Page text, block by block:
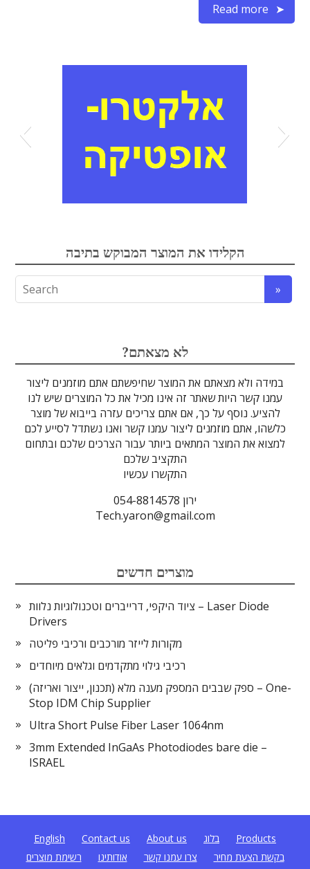
Read more
אופטומכניקה ובקרת תנועה
סיבים אופטיים
מקורות אור
מוליכי אור
לדים
הדמיה ומצלמות
גלאים וחיישנים
מסננים אופטיים
לייזרים ומוצרי בטיחות לייזר
גבישים
ספקטרוסקופיה
אלקטרוניקה
מיגון קרינה
עדשות
מתקנים לרפואה
טרה-הרץ
מוצרי קוורץ
זכוכיות וציפויים
מוצרים אחרים
הקלידו את המוצר המבוקש בתיבה
?לא מצאתם
במידה ולא מצאתם את המוצר שחיפשתם אתם מוזמנים ליצור
עמנו קשר היות שאתר זה אינו מכיל את כל המוצרים שיש לנו
להציע. נוסף על כך, אם אתם צריכים עזרה בייבוא של מוצר
כלשהו, אתם מוזמנים ליצור עמנו קשר ואנו נשתדל לסייע לכם
למצוא את המוצר המתאים ביותר עבור הצרכים שלכם ובתחום
התקציב שלכם
התקשרו עכשיו
ירון 054-8814578
Tech.yaron@gmail.com
מוצרים חדשים
ציוד היקפי, דרייברים וטכנולוגיות נלוות – Laser Diode
Drivers
מקורות לייזר מורכבים ורכיבי פליטה
רכיבי גילוי מתקדמים וגלאים מיוחדים
ספק שבבים המספק מענה מלא (תכנון, ייצור ואריזה) – One-
Stop IDM Chip Supplier
Ultra Short Pulse Fiber Laser 1064nm
3mm Extended InGaAs Photodiodes bare die –
ISRAEL
English Contact us About us בלוג
Products
רשימת מוצרים
אודותינו צרו עמנו קשר בקשת הצעת מחיר